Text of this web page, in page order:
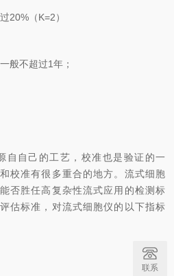
20% （K=2）
般不超过1年；
自自己的工艺，校准也是验证的一
校准有很多重合的地方。流式细胞
否胜任高复杂性流式应用的检测标
估标准，对流式细胞仪的以下指标
联系